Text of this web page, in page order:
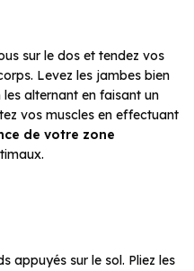
sur le dos et tendez vos
Levez les jambes bien
alternant en faisant un
vos muscles en effectuant
de votre zone
appuyés sur le sol. Pliez les